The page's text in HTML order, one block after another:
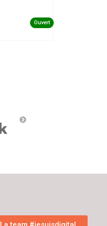
Ouvert